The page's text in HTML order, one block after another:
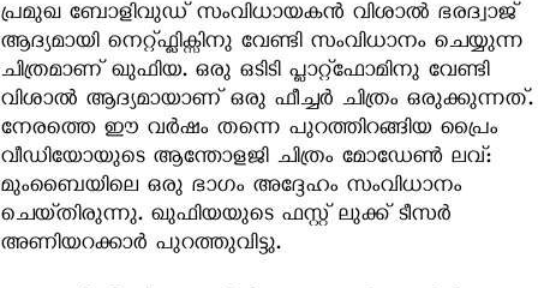
പ്രമുഖ ബോളിവുഡ് സംവിധായകന്‍ വിശാല്‍ ഭരദ്വാജ്
ആദ്യമായി നെറ്റ്ഫ്ലിക്സിനു വേണ്ടി സംവിധാനം ചെയ്യുന്ന
ചിത്രമാണ് ഖുഫിയ. ഒരു ഒടിടി പ്ലാറ്റ്ഫോമിനു വേണ്ടി
വിശാല്‍ ആദ്യമായാണ് ഒരു ഫീച്ചര്‍ ചിത്രം ഒരുക്കുന്നത്.
നേരത്തെ ഈ വര്‍ഷം തന്നെ പുറത്തിറങ്ങിയ പ്രൈം
വീഡിയോയുടെ ആന്തോളജി ചിത്രം മോഡേണ്‍ ലവ്:
മുംബൈയിലെ ഒരു ഭാഗം അദ്ദേഹം സംവിധാനം
ചെയ്‍തിരുന്നു. ഖുഫിയയുടെ ഫസ്റ്റ് ലുക്ക് ടീസര്‍
അണിയറക്കാര്‍ പുറത്തുവിട്ടു.